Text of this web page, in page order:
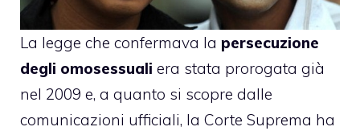
La legge che confermava la persecuzione
degli omosessuali era stata prorogata già
nel 2009 e, a quanto si scopre dalle
comunicazioni ufficiali, la Corte Suprema ha